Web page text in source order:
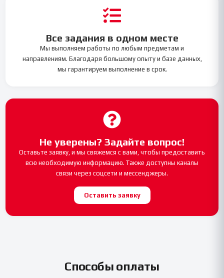
Все задания в одном месте
Мы выполняем работы по любым предметам и
направлениям. Благодаря большому опыту и базе данных,
мы гарантируем выполнение в срок.
Не уверены? Задайте вопрос!
Оставьте заявку, и мы свяжемся с вами, чтобы предоставить
всю необходимую информацию. Также доступны каналы
связи через соцсети и мессенджеры.
Оставить заявку
Способы оплаты